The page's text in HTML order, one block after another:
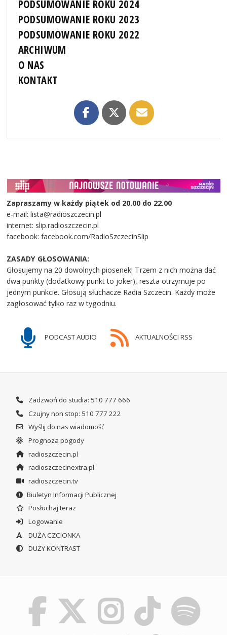
PODSUMOWANIE ROKU 2024
PODSUMOWANIE ROKU 2023
PODSUMOWANIE ROKU 2022
ARCHIWUM
O NAS
KONTAKT
Zapraszamy w każdy piątek od 20.00 do 22.00
e-mail: lista@radioszczecin.pl
internet: slip.radioszczecin.pl
facebook: facebook.com/RadioSzczecinSlip
ZASADY GŁOSOWANIA:
Głosujemy na 20 dowolnych piosenek! Trzem z nich można dać
dwa punkty (dodatkowy punkt to joker), reszta otrzymuje po
jednym punkcie. Głosują słuchacze Radia Szczecin. Każdy może
zagłosować tylko raz w tygodniu.
PODCAST AUDIO AKTUALNOŚCI RSS
Zadzwoń do studia: 510 777 666
Czujny non stop: 510 777 222
Wyślij do nas wiadomość
Prognoza pogody
radioszczecin.pl
radioszczecinextra.pl
radioszczecin.tv
Biuletyn Informacji Publicznej
Posłuchaj teraz
Logowanie
DUŻA CZCIONKA
DUŻY KONTRAST